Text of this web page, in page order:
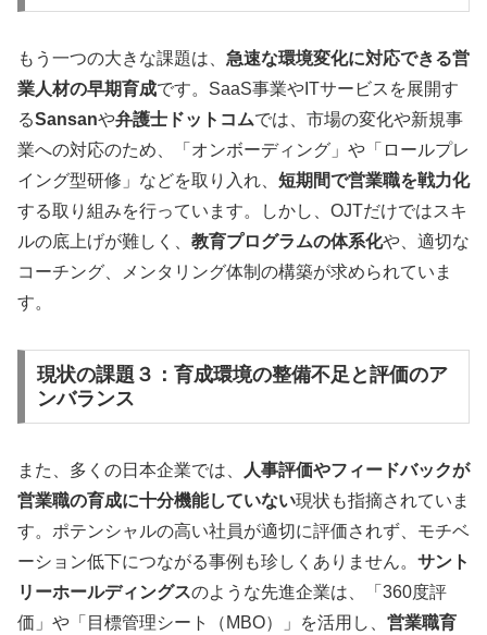
もう一つの大きな課題は、 急速な環境変化に対応できる営
業人材の早期育成です。SaaS事業やITサービスを展開す
るSansanや弁護士ドットコムでは、市場の変化や新規事
業への対応のため、「オンボーディング」や「ロールプレ
イング型研修」などを取り入れ、 短期間で営業職を戦力化
する取り組みを行っています。しかし、OJTだけではスキ
ルの底上げが難しく、 教育プログラムの体系化や、適切な
コーチング、メンタリング体制の構築が求められていま
す。
現状の課題３：育成環境の整備不足と評価のア
ンバランス
また、多くの日本企業では、
人事評価やフィードバックが
営業職の育成に十分機能していない現状も指摘されていま
す。ポテンシャルの高い社員が適切に評価されず、モチベ
ーション低下につながる事例も珍しくありません。 サント
リーホールディングスのような先進企業は、「360度評
価」や「目標管理シート（MBO）」を活用し、 営業職育